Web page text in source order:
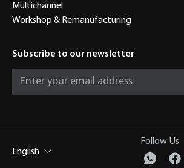
Multichannel
Workshop & Remanufacturing
Subscribe to our newsletter
English
Follow Us